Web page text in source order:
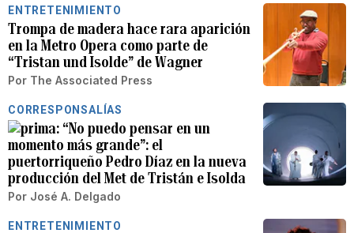
ENTRETENIMIENTO
Trompa de madera hace rara aparición
en la Metro Opera como parte de
“Tristan und Isolde” de Wagner
Por The Associated Press
CORRESPONSALÍAS
“No puedo pensar en un
momento más grande”: el
puertorriqueño Pedro Díaz en la nueva
producción del Met de Tristán e Isolda
Por José A. Delgado
ENTRETENIMIENTO